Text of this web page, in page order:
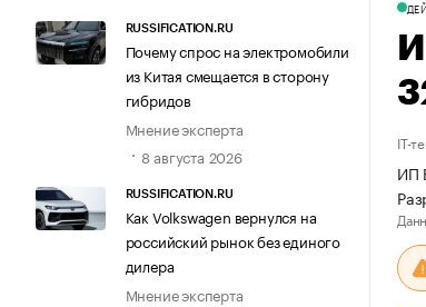
RUSSIFICATION.RU
Почему спрос на электромобили
из Китая смещается в сторону
гибридов
Мнение эксперта
8 августа 2026
RUSSIFICATION.RU
Как Volkswagen вернулся на
российский рынок без единого
дилера
Мнение эксперта
IT-
ИП